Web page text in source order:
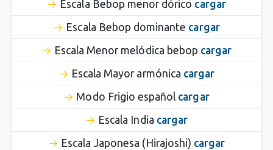
Escala Bebop menor dórico cargar
Escala Bebop dominante cargar
Escala Menor melódica bebop cargar
Escala Mayor armónica cargar
Modo Frigio español cargar
Escala India cargar
Escala Japonesa (Hirajoshi) cargar